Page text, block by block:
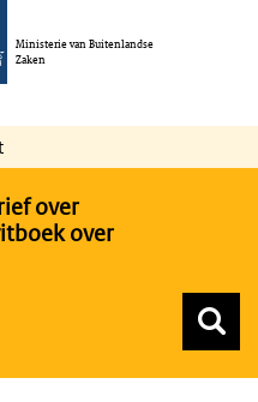
Ministerie van Buitenlandse
Zaken
over
over